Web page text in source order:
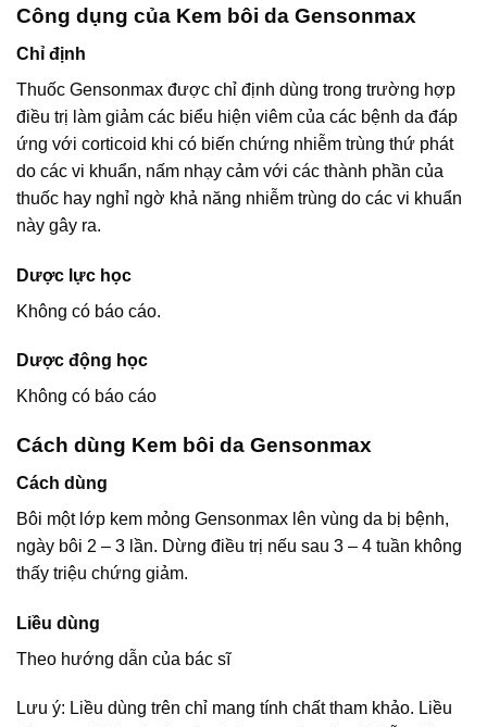
Công dụng của Kem bôi da Gensonmax
Chỉ định
Thuốc Gensonmax được chỉ định dùng trong trường hợp
điều trị làm giảm các biểu hiện viêm của các bệnh da đáp
ứng với corticoid khi có biến chứng nhiễm trùng thứ phát
do các vi khuẩn, nấm nhạy cảm với các thành phần của
thuốc hay nghỉ ngờ khả năng nhiễm trùng do các vi khuẩn
này gây ra.
Dược lực học
Không có báo cáo.
Dược động học
Không có báo cáo
Cách dùng Kem bôi da Gensonmax
Cách dùng
Bôi một lớp kem mỏng Gensonmax lên vùng da bị bệnh,
ngày bôi 2 – 3 lần. Dừng điều trị nếu sau 3 – 4 tuần không
thấy triệu chứng giảm.
Liều dùng
Theo hướng dẫn của bác sĩ
Lưu ý: Liều dùng trên chỉ mang tính chất tham khảo. Liều